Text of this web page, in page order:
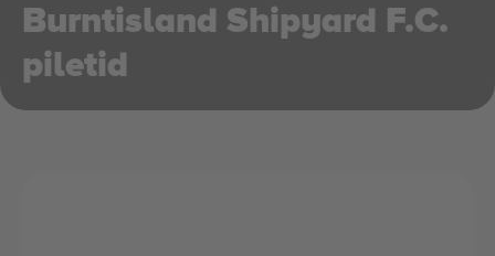
Burntisland Shipyard F.C.
piletid